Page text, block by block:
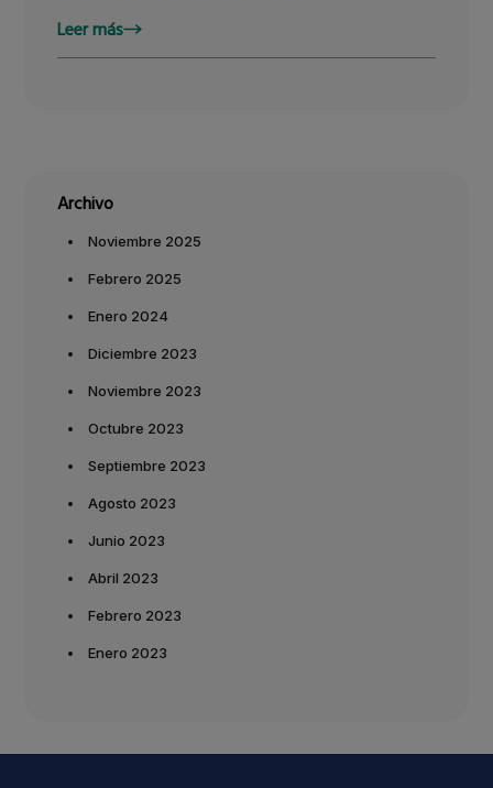
Leer más
Archivo
Noviembre 2025
Febrero 2025
Enero 2024
Diciembre 2023
Noviembre 2023
Octubre 2023
Septiembre 2023
Agosto 2023
Junio 2023
Abril 2023
Febrero 2023
Enero 2023